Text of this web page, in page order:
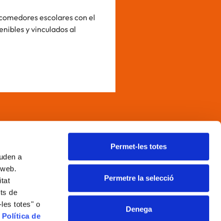
a
de
totes" o
Política de
Permet-les totes
Permetre la selecció
Denega
escolares con el
y vinculados al
legal
de cookies
de privacidad
de Redes Sociales
ético y de denuncias